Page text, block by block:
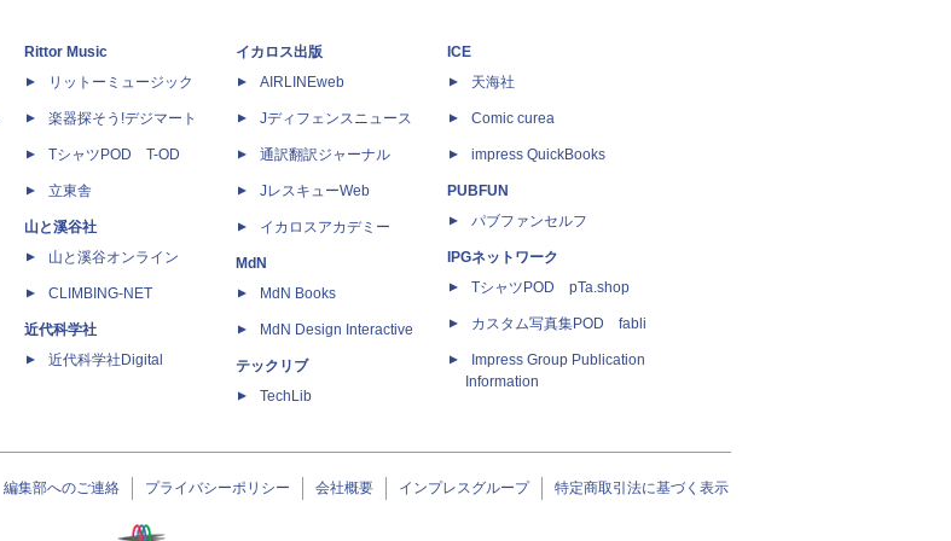
Rittor Music
リットーミュージック
楽器探そう!デジマート
TシャツPOD T-OD
立東舎
山と溪谷社
山と溪谷オンライン
CLIMBING-NET
近代科学社
近代科学社Digital
イカロス出版
AIRLINEweb
Jディフェンスニュース
通訳翻訳ジャーナル
JレスキューWeb
イカロスアカデミー
MdN
MdN Books
MdN Design Interactive
テックリブ
TechLib
ICE
天海社
Comic curea
impress QuickBooks
PUBFUN
パブファンセルフ
IPGネットワーク
TシャツPOD pTa.shop
カスタム写真集POD fabli
Impress Group Publication
Information
編集部へのご連絡 プライバシーポリシー 会社概要 インプレスグループ 特定商取引法に基づく表示